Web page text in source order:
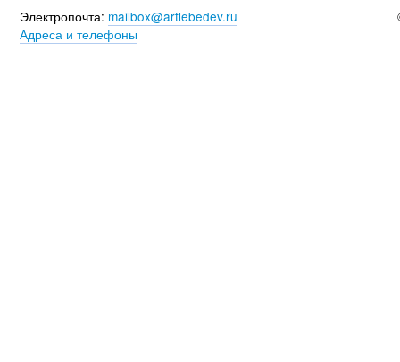
Электропочта: mailbox@artlebedev.ru
Адреса и телефоны